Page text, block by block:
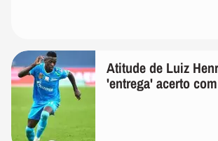
Atitude de Luiz
'entrega' acerto